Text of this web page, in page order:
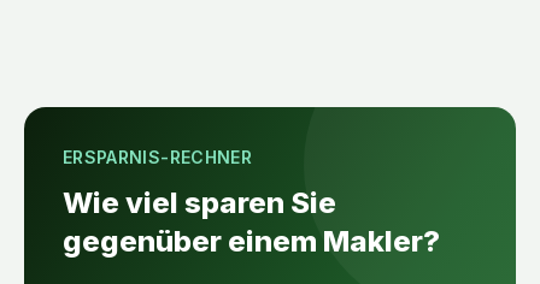
ERSPARNIS-RECHNER
Wie viel sparen Sie
gegenüber einem Makler?